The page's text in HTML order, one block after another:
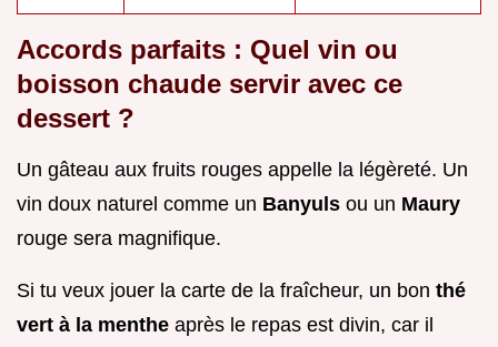
Accords parfaits : Quel vin ou
boisson chaude servir avec ce
dessert ?
Un gâteau aux fruits rouges appelle la légèreté. Un
vin doux naturel comme un Banyuls ou un Maury
rouge sera magnifique.
Si tu veux jouer la carte de la fraîcheur, un bon thé
vert à la menthe après le repas est divin, car il